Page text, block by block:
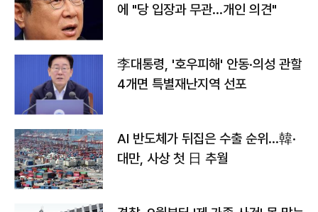
에 "당 입장과 무관…개인 의견"
李대통령, '호우피해' 안동·의성 관할
4개면 특별재난지역 선포
AI 반도체가 뒤집은 수출 순위…韓·
대만, 사상 첫 日 추월